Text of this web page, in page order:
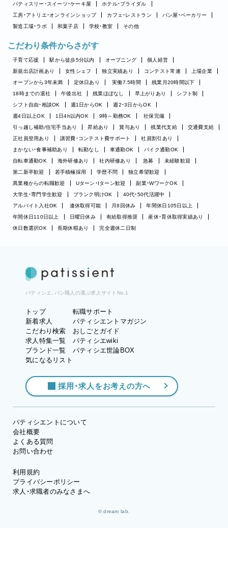
パティスリー・スイーツ・ケーキ屋
ホテル・ブライダル
工房・アトリエ・オンラインショップ
カフェ・レストラン
パン屋・ベーカリー
製造工場・ラボ
和菓子店 学校・教室 その他
こだわり条件からさがす
子育て応援 駅から徒歩5分以内 オープニング
個人経営
新規出店計画あり
女性シェフ 独立実績あり コンテスト常連
上場企業
オープンから3年未満
定休日あり 実働7.5時間
残業月20時間以下
18時までの退社
午後出社 残業ほぼなし 早上がりあり
シフト制
シフト自由・相談OK
週1日からOK
週2・3日からOK
週4日以上OK
1日4h以内OK 9時～勤務OK
社保完備
引っ越し補助/住宅手当あり
昇給あり 賞与あり 残業代支給
交通費支給
正社員登用あり
講習費・コンテスト費サポート
社員割引あり
まかない・食事補助あり
転勤なし 車通勤OK
バイク通勤OK
自転車通勤OK
海外研修あり 社内研修あり 急募
未経験歓迎
第二新卒歓迎
若手積極採用 学歴不問
独立希望歓迎
異業種からの転職歓迎
Uターン・Iターン歓迎
副業・WワークOK
大学生・専門学生歓迎
ブランク明けOK
40代・50代活躍中
アルバイト入社OK
連休取得可能 月8回休み
年間休日105日以上
年間休日110日以上
日曜日休み 有給取得推奨
産休・育休取得実績あり
休日数選択OK
長期休暇あり 完全週休二日制
パティシエ、パン職人の選ぶ求人サイトNo.1
トップ
新着求人
こだわり検索
求人特集一覧
ブランド一覧
気になるリスト
転職サポート
パティシエントマガジン
おしごとガイド
パティシエwiki
パティシエ世論BOX
採用・求人をお考えの方へ
パティシエントについて
会社概要
よくある質問
お問い合わせ
利用規約
プライバシーポリシー
求人・求職者のみなさまへ
© dream lab.